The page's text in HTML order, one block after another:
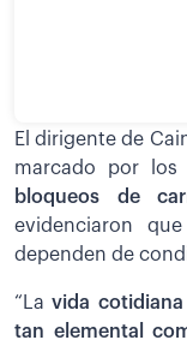
El dirigente de
marcado por
bloqueos de
evidenciaron
dependen de
“La vida
tan elemental